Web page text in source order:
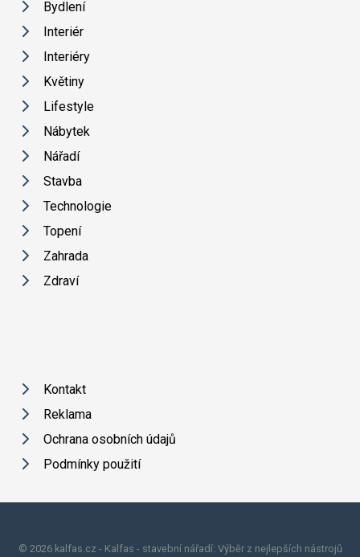
Bydlení
Interiér
Interiéry
Květiny
Lifestyle
Nábytek
Nářadí
Stavba
Technologie
Topení
Zahrada
Zdraví
Kontakt
Reklama
Ochrana osobních údajů
Podmínky použití
© 2026 kalfas.cz - Kalfas - stavební nářadí: Výběr z nejlepších nástrojů